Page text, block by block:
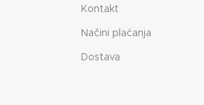
Kontakt
Načini plaćanja
Dostava